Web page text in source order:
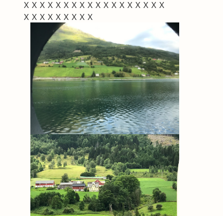
ＸＸＸＸＸＸＸＸＸＸＸＸＸＸＸＸＸＸ
ＸＸＸＸＸＸＸＸＸ